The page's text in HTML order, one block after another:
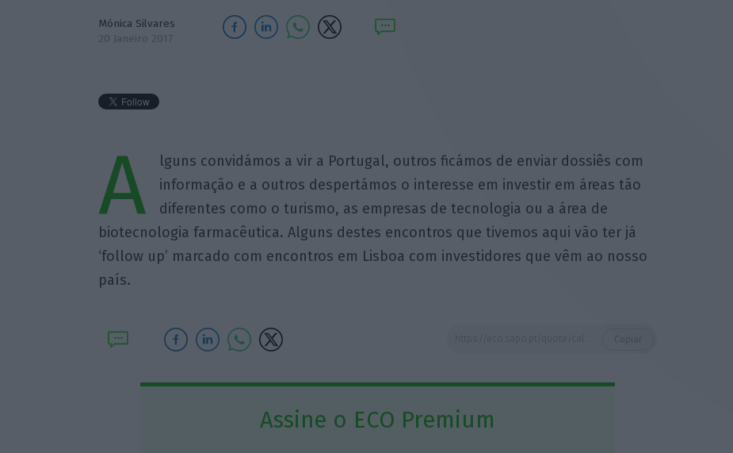
Mónica Silvares
20 Janeiro 2017
A
lguns convidámos a vir a Portugal, outros ficámos de enviar dossiês com
informação e a outros despertámos o interesse em investir em áreas tão
diferentes como o turismo, as empresas de tecnologia ou a área de
biotecnologia farmacêutica. Alguns destes encontros que tivemos aqui vão ter já
‘follow up’ marcado com encontros em Lisboa com investidores que vêm ao nosso
país.
Assine o ECO Premium